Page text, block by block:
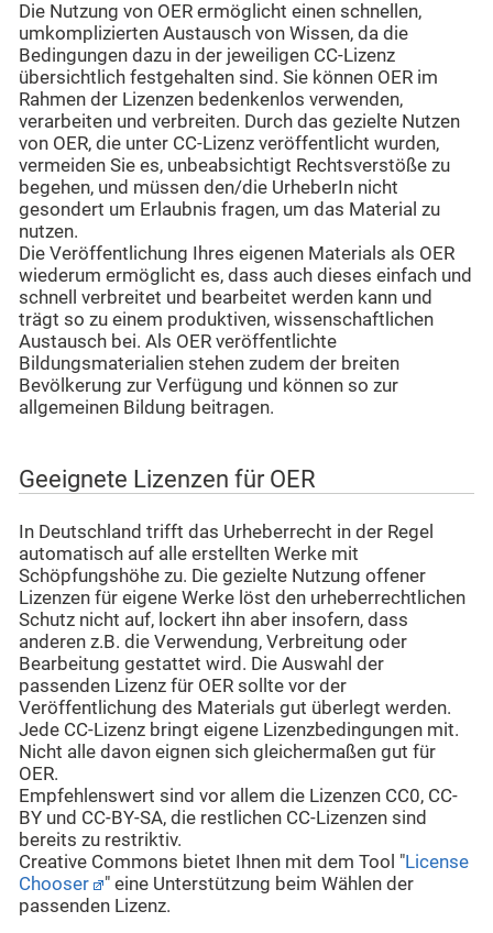
Die Nutzung von OER ermöglicht einen schnellen,
umkomplizierten Austausch von Wissen, da die
Bedingungen dazu in der jeweiligen CC-Lizenz
übersichtlich festgehalten sind. Sie können OER im
Rahmen der Lizenzen bedenkenlos verwenden,
verarbeiten und verbreiten. Durch das gezielte Nutzen
von OER, die unter CC-Lizenz veröffentlicht wurden,
vermeiden Sie es, unbeabsichtigt Rechtsverstöße zu
begehen, und müssen den/die UrheberIn nicht
gesondert um Erlaubnis fragen, um das Material zu
nutzen.
Die Veröffentlichung Ihres eigenen Materials als OER
wiederum ermöglicht es, dass auch dieses einfach und
schnell verbreitet und bearbeitet werden kann und
trägt so zu einem produktiven, wissenschaftlichen
Austausch bei. Als OER veröffentlichte
Bildungsmaterialien stehen zudem der breiten
Bevölkerung zur Verfügung und können so zur
allgemeinen Bildung beitragen.
Geeignete Lizenzen für OER
In Deutschland trifft das Urheberrecht in der Regel
automatisch auf alle erstellten Werke mit
Schöpfungshöhe zu. Die gezielte Nutzung offener
Lizenzen für eigene Werke löst den urheberrechtlichen
Schutz nicht auf, lockert ihn aber insofern, dass
anderen z.B. die Verwendung, Verbreitung oder
Bearbeitung gestattet wird. Die Auswahl der
passenden Lizenz für OER sollte vor der
Veröffentlichung des Materials gut überlegt werden.
Jede CC-Lizenz bringt eigene Lizenzbedingungen mit.
Nicht alle davon eignen sich gleichermaßen gut für
OER.
Empfehlenswert sind vor allem die Lizenzen CC0, CC-
BY und CC-BY-SA, die restlichen CC-Lizenzen sind
bereits zu restriktiv.
Creative Commons bietet Ihnen mit dem Tool "License
Chooser
" eine Unterstützung beim Wählen der
passenden Lizenz.